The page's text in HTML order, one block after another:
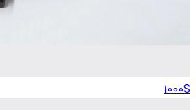
1000S